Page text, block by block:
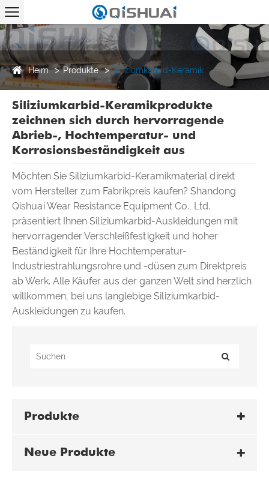
Heim Produkte Siliziumkarbid-Keramik
Siliziumkarbid-Keramikprodukte
zeichnen sich durch hervorragende
Abrieb-, Hochtemperatur- und
Korrosionsbeständigkeit aus
Möchten Sie Siliziumkarbid-Keramikmaterial direkt
vom Hersteller zum Fabrikpreis kaufen? Shandong
Qishuai Wear Resistance Equipment Co., Ltd.
präsentiert Ihnen Siliziumkarbid-Auskleidungen mit
hervorragender Verschleißfestigkeit und hoher
Beständigkeit für Ihre Hochtemperatur-
Industriestrahlungsrohre und -düsen zum Direktpreis
ab Werk. Alle Käufer aus der ganzen Welt sind herzlich
willkommen, bei uns langlebige Siliziumkarbid-
Auskleidungen zu kaufen.
Produkte
Neue Produkte